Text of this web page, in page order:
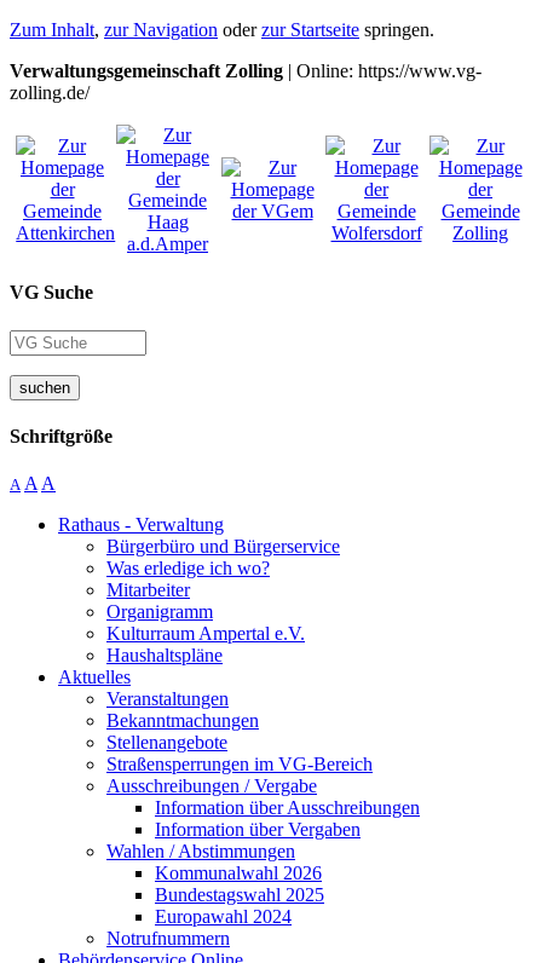
Zum Inhalt, zur Navigation oderzur Startseite springen.
Verwaltungsgemeinschaft Zolling | Online: https://www.vg-
zolling.de/
VG Suche
suchen
Schriftgröße
A A A
Rathaus - Verwaltung
Bürgerbüro und Bürgerservice
Was erledige ich wo?
Mitarbeiter
Organigramm
Kulturraum Ampertal e.V.
Haushaltspläne
Aktuelles
Veranstaltungen
Bekanntmachungen
Stellenangebote
Straßensperrungen im VG-Bereich
Ausschreibungen / Vergabe
Information über Ausschreibungen
Information über Vergaben
Wahlen / Abstimmungen
Kommunalwahl 2026
Bundestagswahl 2025
Europawahl 2024
Notrufnummern